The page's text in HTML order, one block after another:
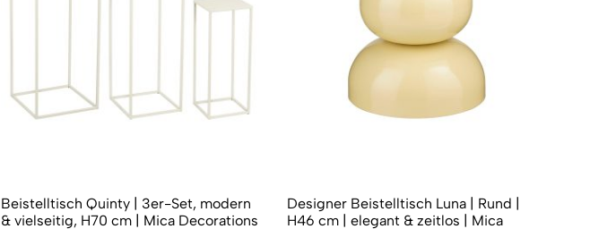
Beistelltisch Quinty | 3er-Set, modern
& vielseitig, H70 cm | Mica Decorations
Designer Beistelltisch Luna | Rund |
H46 cm | elegant & zeitlos | Mica